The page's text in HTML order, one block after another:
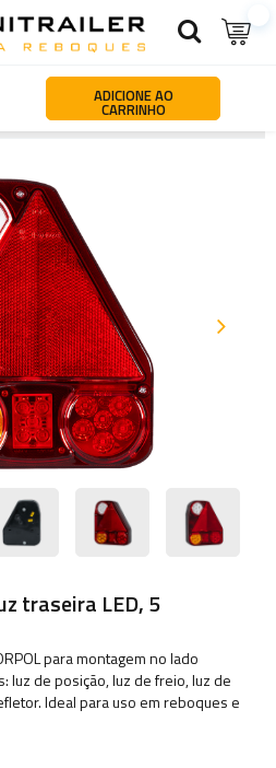
Iluminação e elementos de instalação
traseira LED, 5
para montagem no lado
luz de posição, luz de freio, luz de
Ideal para uso em reboques e
ADICIONE AO
CARRINHO